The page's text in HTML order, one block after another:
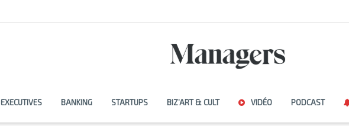
EXECUTIVES BANKING STARTUPS BIZ’ART & CULT VIDÉO PODCAST